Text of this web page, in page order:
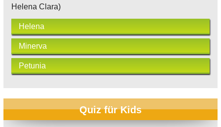
Helena Clara)
Helena
Minerva
Petunia
Quiz für Kids